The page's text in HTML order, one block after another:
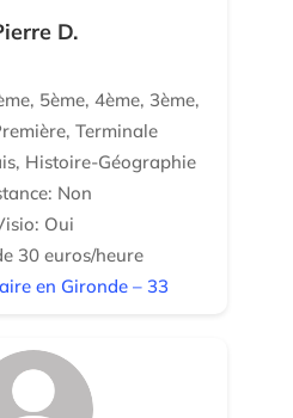
D.
5ème, 4ème, 3ème,
Terminale
Histoire-Géographie
Non
Oui
30 euros/heure
en Gironde – 33